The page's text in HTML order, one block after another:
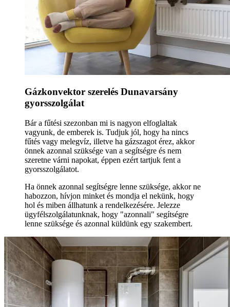
Gázkonvektor szerelés Dunavarsány
gyorsszolgálat
Bár a fűtési szezonban mi is nagyon elfoglaltak
vagyunk, de emberek is. Tudjuk jól, hogy ha nincs
fűtés vagy melegvíz, illetve ha gázszagot érez, akkor
önnek azonnal szüksége van a segítségre és nem
szeretne várni napokat, éppen ezért tartjuk fent a
gyorsszolgálatot.
Ha önnek azonnal segítségre lenne szüksége, akkor ne
habozzon, hívjon minket és mondja el nekünk, hogy
hol és miben állhatunk a rendelkezésére. Jelezze
ügyfélszolgálatunknak, hogy "azonnali" segítségre
lenne szüksége és azonnal küldünk egy szakembert.